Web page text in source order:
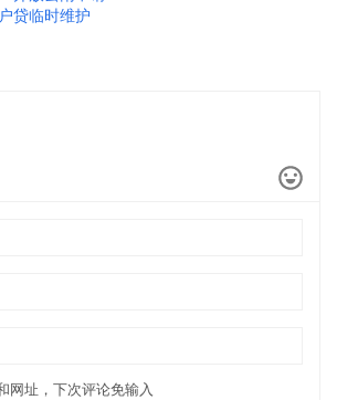
贷临时维护
网址，下次评论免输入